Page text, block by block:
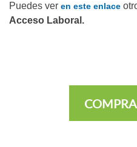
Puedes ver en este enlace
Acceso Laboral.